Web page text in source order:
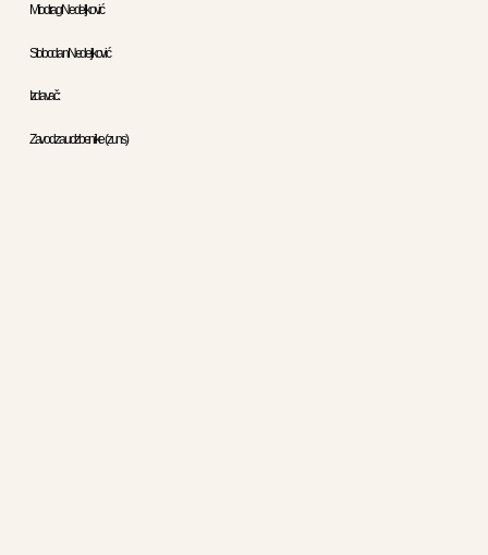
Miodrag Nedeljković
Slobodan Nedeljković
Izdavač :
Zavod za udzbenike ( zuns )